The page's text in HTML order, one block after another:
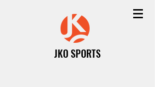
JKO SPORTS